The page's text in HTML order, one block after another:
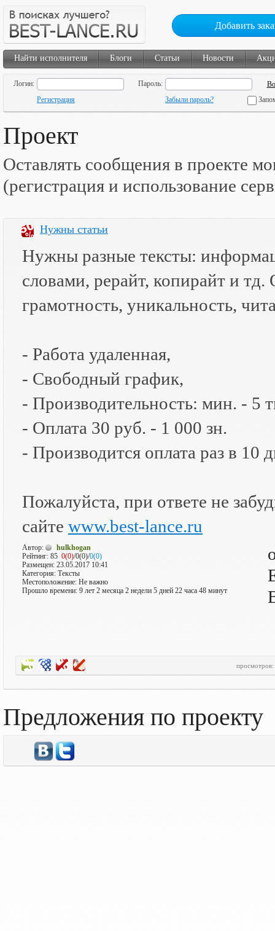
Добавить
Найти исполнителя Блоги Статьи Новости
Логин:
Пароль:
Регистрация
Забыли пароль?
Проект
Оставлять сообщения в проекте
(регистрация и использование
Нужны статьи
Нужны разные тексты:
словами, рерайт, копирайт и тд.
грамотность, уникальность,
- Работа удаленная,
- Свободный график,
- Производительность: мин. - 5
- Оплата 30 руб. - 1 000 зн.
- Производится оплата раз в 10
Пожалуйста, при ответе не
сайте www.best-lance.ru
Автор:
hulkhogan
Рейтинг: 85 0(0)/0(0)/0(0)
Размещен: 23.05.2017 10:41
Категория: Тексты
Местоположение: Не важно
Прошло времени: 9 лет 2 месяца 2 недели 5 дней 22 часа 48 минут
просмотров:
Предложения по проекту